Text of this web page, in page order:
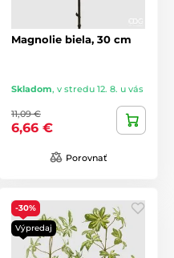
Magnolie biela, 30 cm
Skladom, v stredu 12. 8. u vás
11,09 €
6,66 €
Porovnať
-30%
Výpredaj